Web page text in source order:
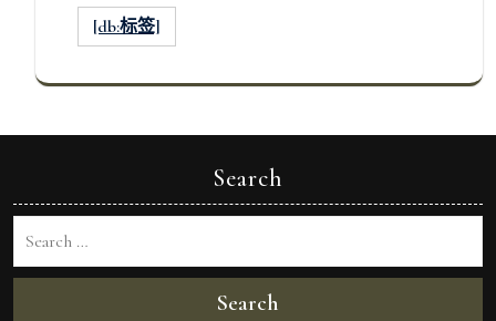
[db:标签]
Search
Search